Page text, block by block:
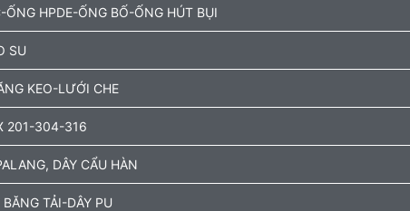
HPDE-ỐNG BỐ-ỐNG HÚT BỤI
SU
KEO-LƯỚI CHE
201-304-316
DÂY CẨU HÀN
TẢI-DÂY PU